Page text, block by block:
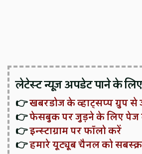
लेटेस्ट न्यूज़ अपडेट पाने के
👉खबरडोज के व्हाट्सप्प ग्रुप
👉फेसबुक पर जुड़ने के लिए
👉इन्स्टाग्राम पर फॉलो करें
👉हमारे यूट्यूब चैनल को